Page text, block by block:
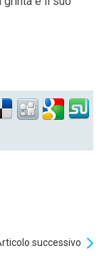
successivo